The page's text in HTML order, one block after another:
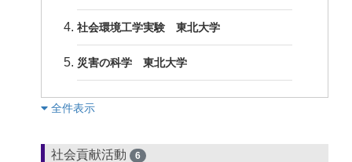
社会環境工学実験 東北大学
災害の科学 東北大学
︎全件表示
社会貢献活動 6